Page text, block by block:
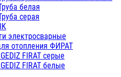
белая
серая
электросварные
отопления ФИРАТ
FIRAT серые
FIRAT белые